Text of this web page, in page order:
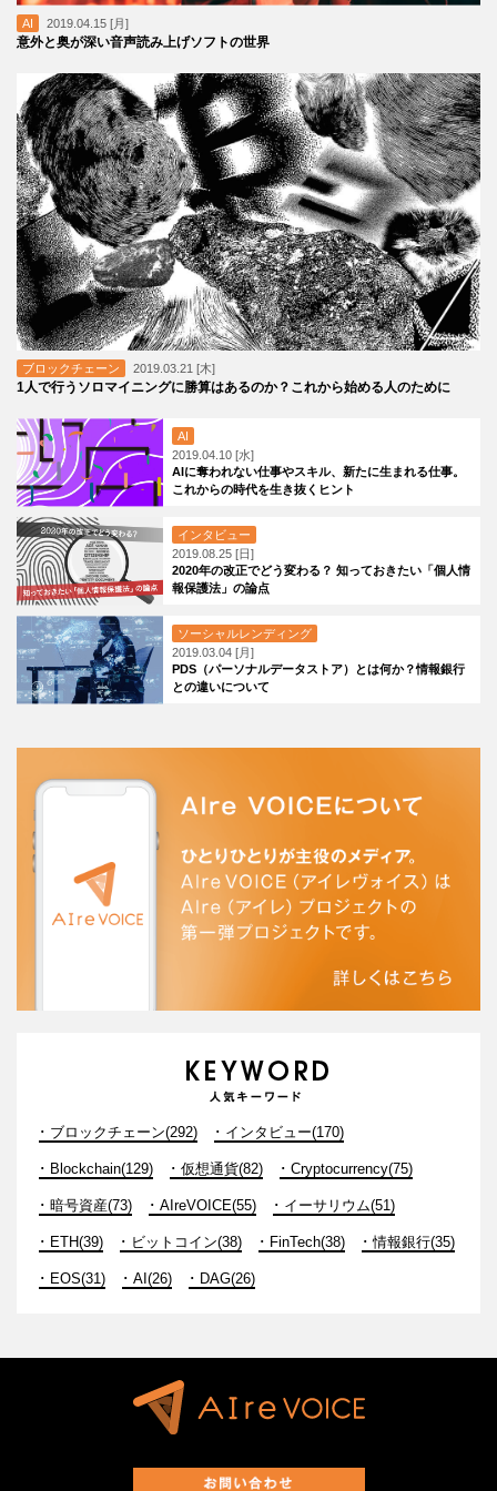
AI 2019.04.15 [月]
意外と奥が深い音声読み上げソフトの世界
ブロックチェーン 2019.03.21 [木]
1人で行うソロマイニングに勝算はあるのか？これから始める人のために
AI
2019.04.10 [水]
AIに奪われない仕事やスキル、新たに生まれる仕事。
これからの時代を生き抜くヒント
インタビュー
2019.08.25 [日]
2020年の改正でどう変わる？ 知っておきたい「個人情
報保護法」の論点
ソーシャルレンディング
2019.03.04 [月]
PDS（パーソナルデータストア）とは何か？情報銀行
との違いについて
ブロックチェーン(292) インタビュー(170)
Blockchain(129) 仮想通貨(82) Cryptocurrency(75)
暗号資産(73) AIreVOICE(55) イーサリウム(51)
ETH(39) ビットコイン(38) FinTech(38) 情報銀行(35)
EOS(31) AI(26) DAG(26)